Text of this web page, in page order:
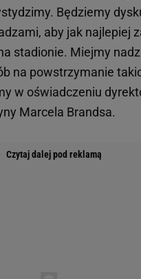
Będziemy
aby jak najlepiej
stadionie. Miejmy
na powstrzymanie
w oświadczeniu
Marcela Brandsa.